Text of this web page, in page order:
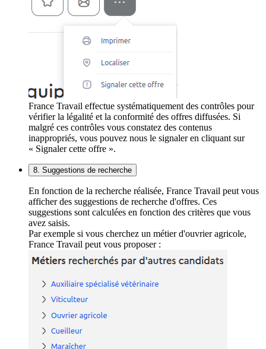
France Travail effectue systématiquement des contrôles pour
vérifier la légalité et la conformité des offres diffusées. Si
malgré ces contrôles vous constatez des contenus
inappropriés, vous pouvez nous le signaler en cliquant sur
« Signaler cette offre ».
8. Suggestions de recherche
En fonction de la recherche réalisée, France Travail peut vous
afficher des suggestions de recherche d'offres. Ces
suggestions sont calculées en fonction des critères que vous
avez saisis.
Par exemple si vous cherchez un métier d'ouvrier agricole,
France Travail peut vous proposer :